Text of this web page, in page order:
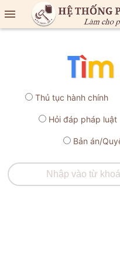

Thủ tục hành chính
Hỏi đáp pháp luật
Bản án/